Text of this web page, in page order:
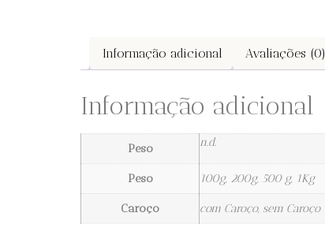
Informação adicional Avaliações (0)
Informação adicional
Peso n.d.
Peso 100g, 200g, 500 g, 1Kg
Caroço com Caroço, sem Caroço